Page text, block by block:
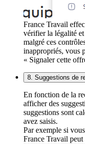
France Travail
vérifier la légalité
malgré ces
inappropriés, vous
« Signaler cette
8. Suggestions de
En fonction de la
afficher des
suggestions sont
avez saisis.
Par exemple si
France Travail